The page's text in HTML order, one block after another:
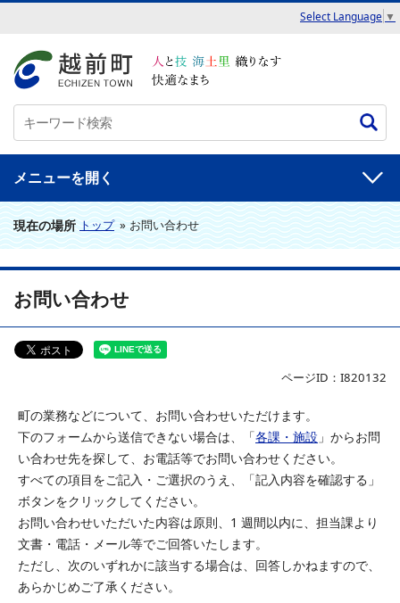
Select Language ▼
メニュー
現在の場所トップ»お問い合わせ
お問い合わせ
ページID：I820132
町の業務などについて、お問い合わせいただけます。
下のフォームから送信できない場合は、「各課・施設 」からお問
い合わせ先を探して、お電話等でお問い合わせください。
すべての項目をご記入・ご選択のうえ、「記入内容を確認する」
ボタンをクリックしてください。
お問い合わせいただいた内容は原則、1 週間以内に、担当課より
文書・電話・メール等でご回答いたします。
ただし、次のいずれかに該当する場合は、回答しかねますので、
あらかじめご了承ください。